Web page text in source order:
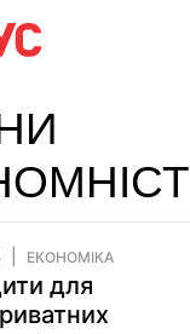
ЕКОНОМІКА
для